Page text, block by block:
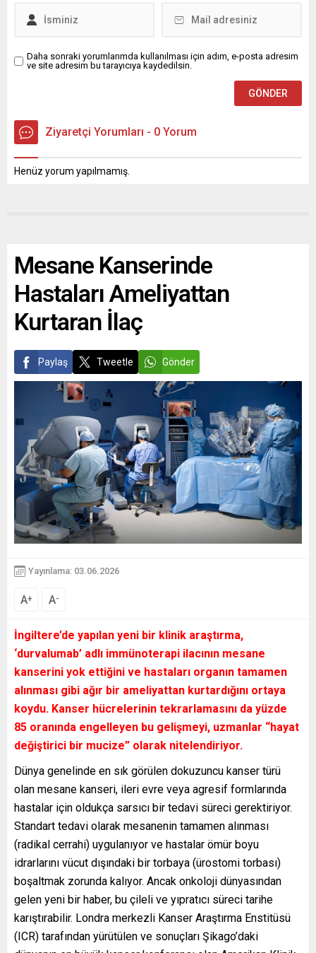
Daha sonraki yorumlarımda kullanılması için adım, e-posta adresim
ve site adresim bu tarayıcıya kaydedilsin.
Ziyaretçi Yorumları - 0 Yorum
Henüz yorum yapılmamış.
Mesane Kanserinde
Hastaları Ameliyattan
Kurtaran İlaç
Paylaş Tweetle Gönder
Yayınlama: 03.06.2026
A+ A-
İngiltere’de yapılan yeni bir klinik araştırma,
‘durvalumab’ adlı immünoterapi ilacının mesane
kanserini yok ettiğini ve hastaları organın tamamen
alınması gibi ağır bir ameliyattan kurtardığını ortaya
koydu. Kanser hücrelerinin tekrarlamasını da yüzde
85 oranında engelleyen bu gelişmeyi, uzmanlar “hayat
değiştirici bir mucize” olarak nitelendiriyor.
Dünya genelinde en sık görülen dokuzuncu kanser türü
olan mesane kanseri, ileri evre veya agresif formlarında
hastalar için oldukça sarsıcı bir tedavi süreci gerektiriyor.
Standart tedavi olarak mesanenin tamamen alınması
(radikal cerrahi) uygulanıyor ve hastalar ömür boyu
idrarlarını vücut dışındaki bir torbaya (ürostomi torbası)
boşaltmak zorunda kalıyor. Ancak onkoloji dünyasından
gelen yeni bir haber, bu çileli ve yıpratıcı süreci tarihe
karıştırabilir. Londra merkezli Kanser Araştırma Enstitüsü
(ICR) tarafından yürütülen ve sonuçları Şikago’daki